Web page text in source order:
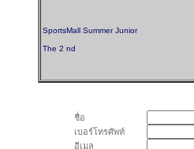
SportsMall Summer Junior
The 2 nd
ชื่อ
เบอร์โทรศัพท์
อีเมล